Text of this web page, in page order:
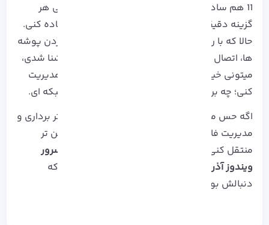
11 هم ساده‌ ست و هم کاربردی. فقط کافیه بدونی هر
گزینه دقیقاً به چه درد میخوره و چطور ازش استفاده کنی.
حالا که با روش‌ های مختلف اشتراک‌ گذاری، پین کردن پوشه‌
ها، اتصال به OneDrive و حتی Nearby Sharing آشنا شدی،
میتونی خیلی حرفه‌ ای‌ تر و سریع‌ تر فایل‌ هات رو مدیریت
کنی؛ چه برای کارهای شخصی، چه محیط کاری و شبکه‌ ای.
اگه حس میکنی زمانش رسیده یک قدم حرفه‌ ای‌تر برداری و
مدیریت فایل‌ هات رو به یک محیط امن‌ تر و مطمئن‌ تر
منتقل کنی، بد نیست نگاهی هم به راهکارهای
سرور
ویندوز آذرسیس
بندازی، شاید همون چیزی باشه که
دنبالش بودی!